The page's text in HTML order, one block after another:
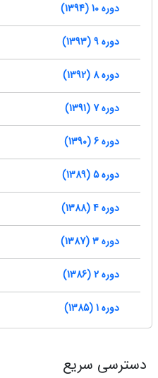
دوره 10 (1394)
دوره 9 (1393)
دوره 8 (1392)
دوره 7 (1391)
دوره 6 (1390)
دوره 5 (1389)
دوره 4 (1388)
دوره 3 (1387)
دوره 2 (1386)
دوره 1 (1385)
دسترسی سریع